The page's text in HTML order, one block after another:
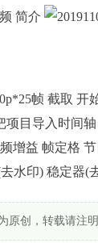
简介
帧 截取
项目导入时间
增益 帧定格
水印) 稳定器(
原创，转载请注